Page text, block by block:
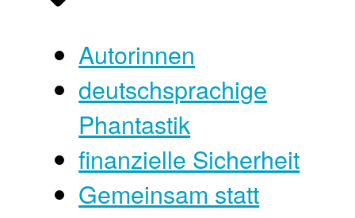
Autorinnen
deutschsprachige
Phantastik
finanzielle Sicherheit
Gemeinsam statt